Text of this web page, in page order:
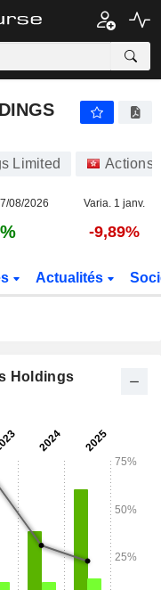
Limited Actions
08/2026 Varia. 1 janv.
-9,89%
Actualités
Holdings